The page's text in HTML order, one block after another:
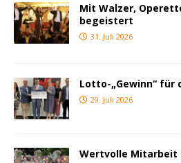
Mit Walzer,
begeistert
31. Juli 2026
Lotto-„Gewinn“ für
29. Juli 2026
Wertvolle Mitarbeit